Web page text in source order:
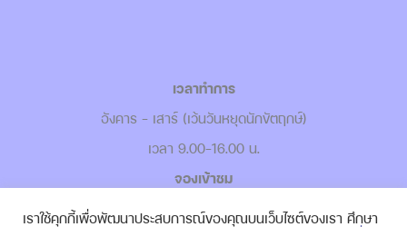
เวลาทำการ
อังคาร - เสาร์ (เว้นวันหยุดนักขัตฤกษ์)
เวลา 9.00-16.00 น.
จองเข้าชม
เข้าชมแบบ Walk in
เราใช้คุกกี้เพื่อพัฒนาประสบการณ์ของคุณบนเว็บไซต์ของเรา ศึกษา